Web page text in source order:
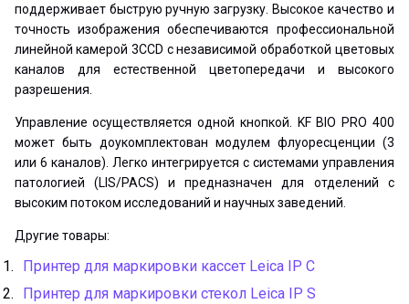
поддерживает быструю ручную загрузку. Высокое качество и
точность изображения обеспечиваются профессиональной
линейной камерой 3CCD с независимой обработкой цветовых
каналов для естественной цветопередачи и высокого
разрешения.
Управление осуществляется одной кнопкой. KF BIO PRO 400
может быть доукомплектован модулем флуоресценции (3
или 6 каналов). Легко интегрируется с системами управления
патологией (LIS/PACS) и предназначен для отделений с
высоким потоком исследований и научных заведений.
Другие товары:
Принтер для маркировки кассет Leica IP C
Принтер для маркировки стекол Leica IP S